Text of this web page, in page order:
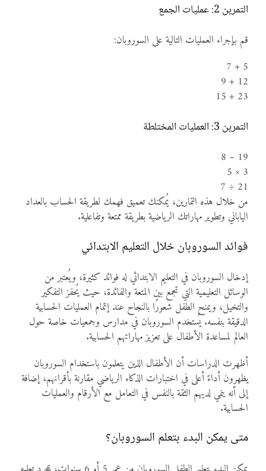
التمرين 2: عمليات الجمع
قم بإجراء العمليات التالية على السوروبان:
5 + 7
12 + 9
23 + 15
التمرين 3: العمليات المختلطة
19 – 8
3 × 5
21 ÷ 7
من خلال هذه التمارين، يُمكنك تعميق فهمك لطريقة الحساب بالعداد
الياباني وتطوير مهاراتك الرياضية بطريقة ممتعة وتفاعلية.
فوائد السوروبان خلال التعليم الابتدائي
إدخال السوروبان في التعليم الابتدائي له فوائد كثيرة، ويُعتبر من
الوسائل التعليمية التي تجمع بين المتعة والفائدة، حيث يُحفز التفكير
والتخيل، ويمنح الطفل شعورًا بالنجاح عند إتمام العمليات الحسابية
الدقيقة بنفسه. يُستخدم السوروبان في مدارس وجمعيات خاصة حول
العالم لمساعدة الأطفال على تعزيز مهاراتهم الحسابية.
أظهرت الدراسات أن الأطفال الذين يتعلمون باستخدام السوروبان
يظهرون أداءً أعلى في اختبارات الذكاء الرياضي مقارنة بأقرانهم، إضافة
إلى أنه ينمي لديهم الثقة بالنفس في التعامل مع الأرقام والعمليات
الحسابية.
متى يمكن البدء بتعلم السوروبان؟